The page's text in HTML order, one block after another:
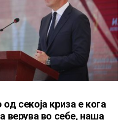
секоја криза е кога
верува во себе, наша